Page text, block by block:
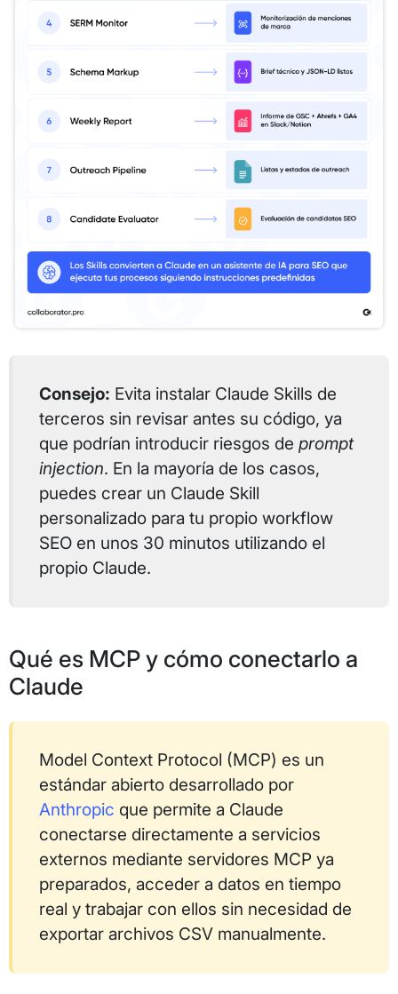
Consejo: Evita instalar Claude Skills de
terceros sin revisar antes su código, ya
que podrían introducir riesgos de prompt
injection. En la mayoría de los casos,
puedes crear un Claude Skill
personalizado para tu propio workflow
SEO en unos 30 minutos utilizando el
propio Claude.
Qué es MCP y cómo conectarlo a
Claude
Model Context Protocol (MCP) es un
estándar abierto desarrollado por
Anthropic que permite a Claude
conectarse directamente a servicios
externos mediante servidores MCP ya
preparados, acceder a datos en tiempo
real y trabajar con ellos sin necesidad de
exportar archivos CSV manualmente.